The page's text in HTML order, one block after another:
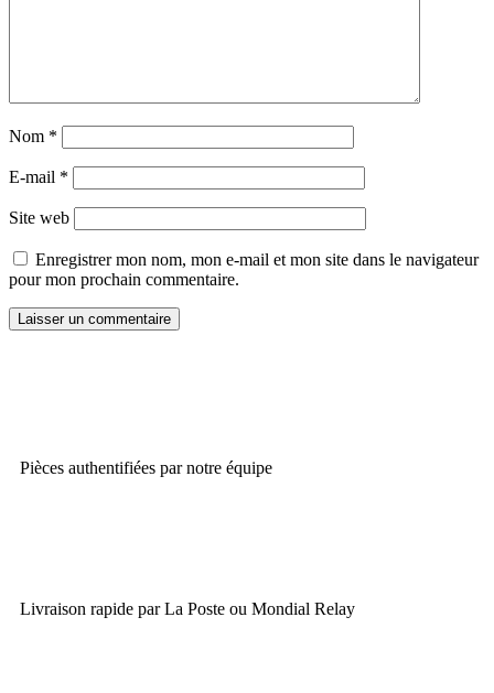
Nom *
E-mail *
Site web
Enregistrer mon nom, mon e-mail et mon site dans le navigateur
pour mon prochain commentaire.
Pièces authentifiées par notre équipe
Livraison rapide par La Poste ou Mondial Relay